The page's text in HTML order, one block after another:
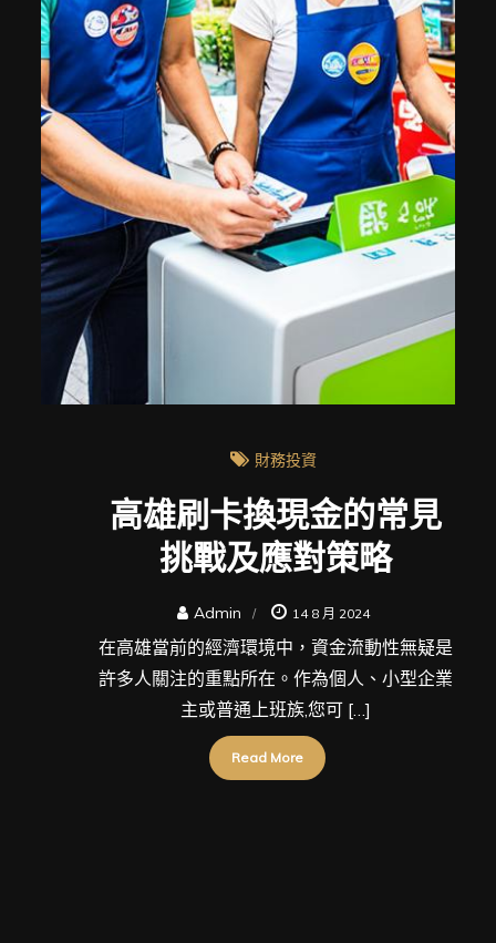
財務投資
高雄刷卡換現金的常見
挑戰及應對策略
Admin 14 8 月 2024
在高雄當前的經濟環境中，資金流動性無疑是
許多人關注的重點所在。作為個人、小型企業
主或普通上班族,您可 […]
Read More